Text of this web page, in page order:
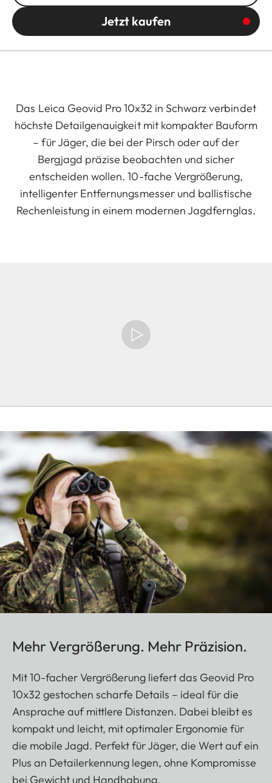
Jetzt kaufen
Das Leica Geovid Pro 10x32 in Schwarz verbindet
höchste Detailgenauigkeit mit kompakter Bauform
– für Jäger, die bei der Pirsch oder auf der
Bergjagd präzise beobachten und sicher
entscheiden wollen. 10-fache Vergrößerung,
intelligenter Entfernungsmesser und ballistische
Rechenleistung in einem modernen Jagdfernglas.
Mehr Vergrößerung. Mehr Präzision.
Mit 10-facher Vergrößerung liefert das Geovid Pro
10x32 gestochen scharfe Details – ideal für die
Ansprache auf mittlere Distanzen. Dabei bleibt es
kompakt und leicht, mit optimaler Ergonomie für
die mobile Jagd. Perfekt für Jäger, die Wert auf ein
Plus an Detailerkennung legen, ohne Kompromisse
bei Gewicht und Handhabung.